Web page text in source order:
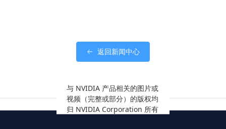
返回新闻中心
与 NVIDIA 产品相关的图片或
视频（完整或部分）的版权均
归 NVIDIA Corporation 所有